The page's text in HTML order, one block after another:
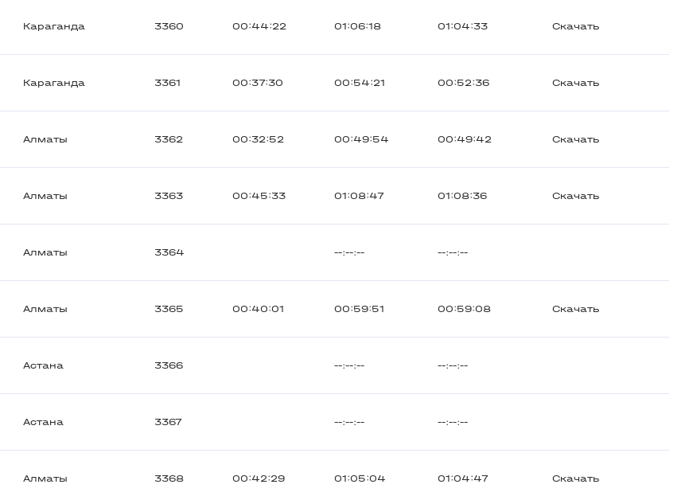
Караганда 3360 00:44:22 01:06:18 01:04:33 Скачать
Караганда 3361 00:37:30 00:54:21 00:52:36 Скачать
Алматы 3362 00:32:52 00:49:54 00:49:42 Скачать
Алматы 3363 00:45:33 01:08:47 01:08:36 Скачать
Алматы 3364 --:--:-- --:--:--
Алматы 3365 00:40:01 00:59:51 00:59:08 Скачать
Астана 3366 --:--:-- --:--:--
Астана 3367 --:--:-- --:--:--
Алматы 3368 00:42:29 01:05:04 01:04:47 Скачать